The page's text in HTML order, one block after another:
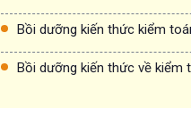
Bồi dưỡng kiến thức kiểm
Bồi dưỡng kiến thức về kiểm